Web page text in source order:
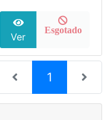
Ver
Esgotado
1 (current)